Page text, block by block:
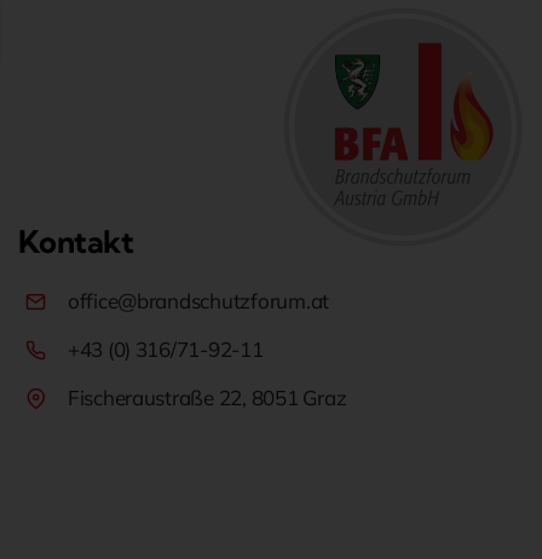
Kontakt
office@brandschutzforum.at
+43 (0) 316/71-92-11
Fischeraustraße 22, 8051 Graz